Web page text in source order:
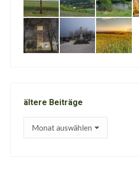
ältere Beiträge
ältere